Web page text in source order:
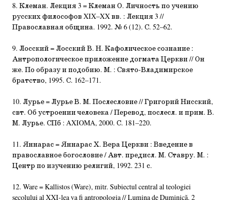
8. Клеман. Лекция 3 = Клеман О. Личность по учению
русских философов XIX–XX вв. : Лекция 3 //
Православная община. 1992. № 6 (12). С. 52–62.
9. Лосский = Лосский В. Н. Кафолическое сознание :
Антропологическое приложение догмата Церкви // Он
же. По образу и подобию. М. : Свято-Владимирское
братство, 1995. С. 162–171.
10. Лурье = Лурье В. М. Послесловие // Григорий Нисский,
свт. Об устроении человека / Перевод, послесл. и прим. В.
М. Лурье. СПб : AXIOMA, 2000. С. 181–220.
11. Яннарас = Яннарас Х. Вера Церкви : Введение в
православное богословие / Авт. предисл. М. Ставру. М. :
Центр по изучению религий, 1992. 231 с.
12. Ware = Kallistos (Ware), mitr. Subiectul central al teologiei
secolului al XXI-lea va fi antropologia // Lumina de Duminică. 2